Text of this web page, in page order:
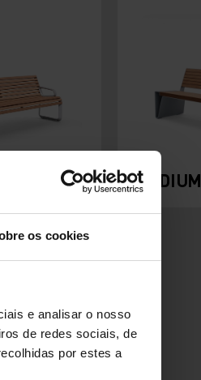
os cookies
e analisar o nosso
de redes sociais, de
por estes a
RADIUM